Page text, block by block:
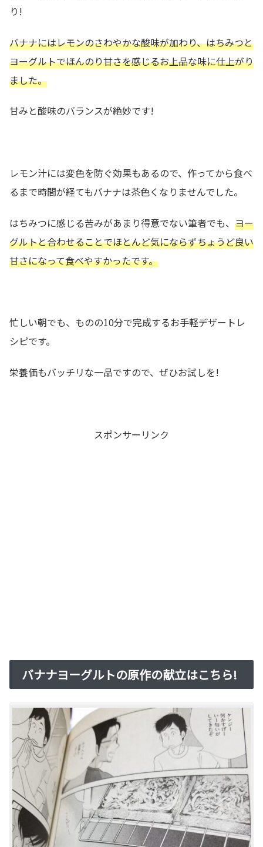
り!
バナナにはレモンのさわやかな酸味が加わり、はちみつと
ヨーグルトでほんのり甘さを感じるお上品な味に仕上がり
ました。
甘みと酸味のバランスが絶妙です!
レモン汁には変色を防ぐ効果もあるので、作ってから食べ
るまで時間が経てもバナナは茶色くなりませんでした。
はちみつに感じる苦みがあまり得意でない筆者でも、 ヨー
グルトと合わせることでほとんど気にならずちょうど良い
甘さになって食べやすかったです。
忙しい朝でも、ものの10分で完成するお手軽デザートレ
シピです。
栄養価もバッチリな一品ですので、ぜひお試しを!
スポンサーリンク
バナナヨーグルトの原作の献立はこちら!